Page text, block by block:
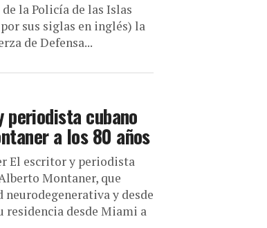
la Policía de las Islas
sus siglas en inglés) la
de Defensa...
cubano
a los 80 años
El escritor y periodista
Montaner, que
neurodegenerativa y desde
residencia desde Miami a